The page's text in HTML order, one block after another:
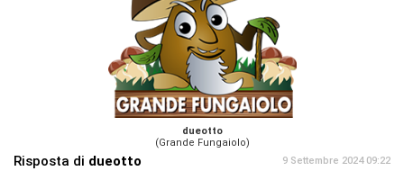
dueotto
(Grande Fungaiolo)
Risposta di dueotto 9 Settembre 2024 09:22